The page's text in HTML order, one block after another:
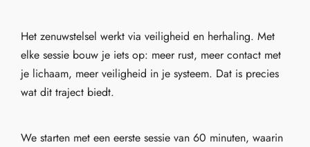
Het zenuwstelsel werkt via veiligheid en herhaling. Met
elke sessie bouw je iets op: meer rust, meer contact met
je lichaam, meer veiligheid in je systeem. Dat is precies
wat dit traject biedt.
We starten met een eerste sessie van 60 minuten, waarin